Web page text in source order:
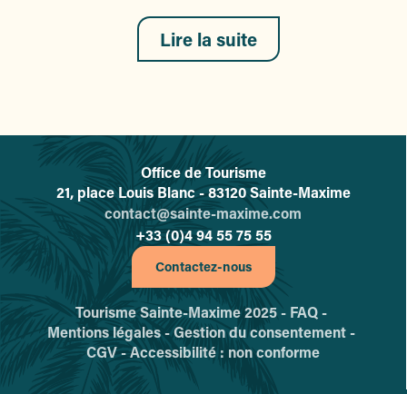
Lire la suite
L'office de tourisme de Sainte-
Office de Tourisme
21, place Louis Blanc - 83120 Sainte-Maxime
contact@sainte-maxime.com
+33 (0)4 94 55 75 55
Contactez-nous
Tourisme Sainte-Maxime 2025 - FAQ -
Mentions légales -Gestion du consentement -
CGV -Accessibilité : non conforme